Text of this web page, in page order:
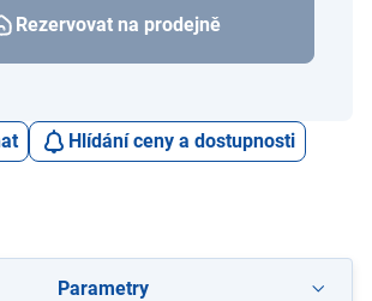
Rezervovat na prodejně
Hlídání ceny a dostupnosti
Parametry